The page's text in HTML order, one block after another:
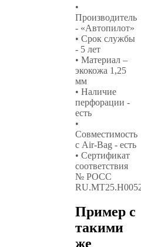
•
Производитель
- «Автопилот»
• Срок службы
- 5 лет
• Материал –
экокожа 1,25
мм
• Наличие
перфорации -
есть
•
Совместимость
с Air-Bag - есть
• Сертификат
соответствия
№ РОСС
Пример с
такими
же